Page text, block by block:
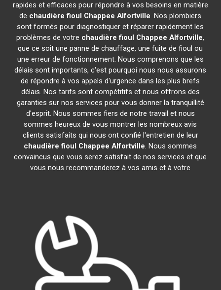
rapides et efficaces pour répondre à vos besoins en matière
de chaudière fioul Chappee Alfortville. Nos plombiers
sont formés pour diagnostiquer et réparer rapidement les
problèmes de votre chaudière fioul Chappee Alfortville,
que ce soit une panne de chauffage, une fuite de fioul ou
une erreur de fonctionnement. Nous comprenons que les
délais sont importants, c'est pourquoi nous nous assurons
de répondre à vos appels d'urgence dans les plus brefs
délais. Nos tarifs sont compétitifs et nous offrons des
garanties sur nos services pour vous donner la tranquillité
d'esprit. Nous sommes fiers de notre travail et nous
sommes heureux de vous montrer les nombreux avis
clients satisfaits qui nous ont confié l'entretien de leur
chaudière fioul Chappee Alfortville. Nous sommes
convaincus que vous serez satisfait de nos services et que
vous nous recommanderez à vos amis et à votre